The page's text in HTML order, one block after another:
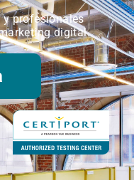
y profesionales
digital.